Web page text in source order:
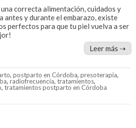
correcta alimentación, cuidados y
antes y durante el embarazo, existe
perfectos para que tu piel vuelva a ser
Leer más ⇢
,postparto en Córdoba,presoterapia,
,radiofrecuencia,tratamientos,
,tratamientos postparto en Córdoba